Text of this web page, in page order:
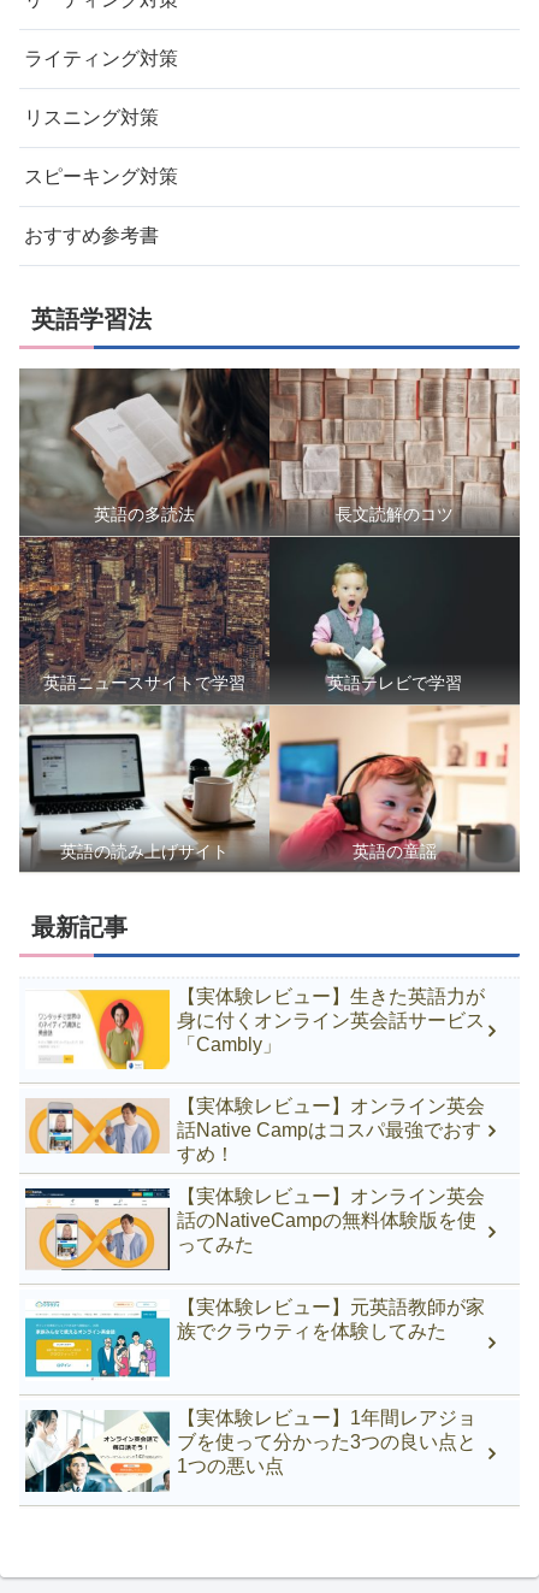
ライティング対策
リスニング対策
スピーキング対策
おすすめ参考書
英語学習法
英語の多読法 長文読解のコツ
英語ニュースサイトで学習 英語テレビで学習
英語の読み上げサイト 英語の童謡
最新記事
【実体験レビュー】生きた英語力が
身に付くオンライン英会話サービス
「Cambly」
【実体験レビュー】オンライン英会
話Native Campはコスパ最強でおす
すめ！
【実体験レビュー】オンライン英会
話のNativeCampの無料体験版を使
ってみた
【実体験レビュー】元英語教師が家
族でクラウティを体験してみた
【実体験レビュー】1年間レアジョ
ブを使って分かった3つの良い点と
1つの悪い点